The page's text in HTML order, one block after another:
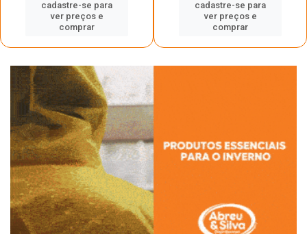
cadastre-se para
ver preços e
comprar
cadastre-se para
ver preços e
comprar